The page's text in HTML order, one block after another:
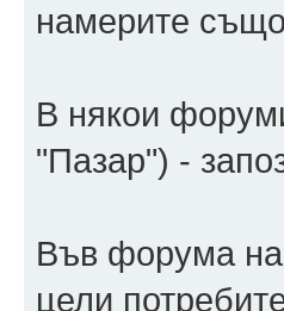
намерите
В някои
"Пазар") -
Във форума на
цели